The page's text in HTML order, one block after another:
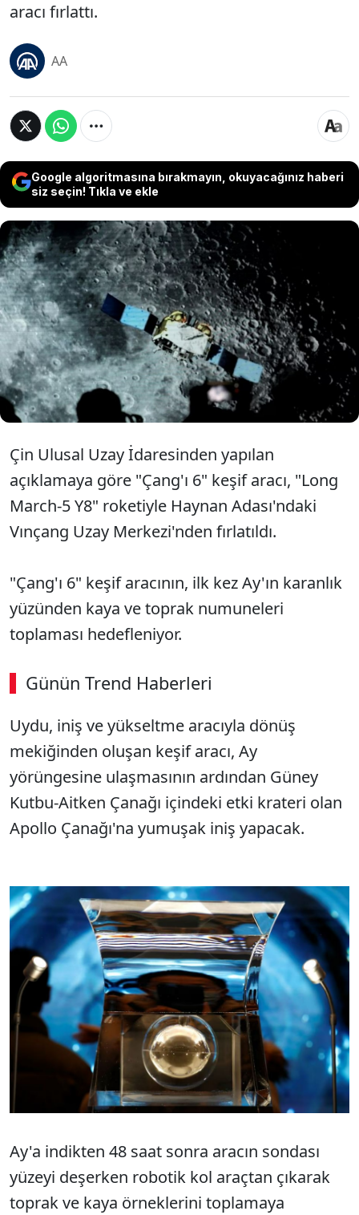
aracı fırlattı.
AA
Google algoritmasına bırakmayın, okuyacağınız haberi
siz seçin! Tıkla ve ekle
Çin, Ay'ın karanlık yüzünden toprak ve
kaya örneklerini toplamak için yaklaşık iki
aylık bir görev kapsamında mürettebatsız
bir uzay aracı fırlattı.
Çin Ulusal Uzay İdaresinden yapılan
açıklamaya göre "Çang'ı 6" keşif aracı, "Long
March-5 Y8" roketiyle Haynan Adası'ndaki
Vınçang Uzay Merkezi'nden fırlatıldı.
"Çang'ı 6" keşif aracının, ilk kez Ay'ın karanlık
yüzünden kaya ve toprak numuneleri
toplaması hedefleniyor.
Günün Trend Haberleri
Uydu, iniş ve yükseltme aracıyla dönüş
mekiğinden oluşan keşif aracı, Ay
yörüngesine ulaşmasının ardından Güney
Kutbu-Aitken Çanağı içindeki etki krateri olan
Apollo Çanağı'na yumuşak iniş yapacak.
Ay'a indikten 48 saat sonra aracın sondası
yüzeyi deşerken robotik kol araçtan çıkarak
toprak ve kaya örneklerini toplamaya